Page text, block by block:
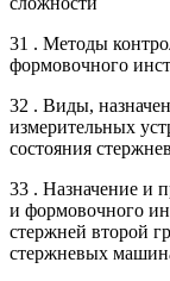
31 . Методы
формовочного
32 . Виды,
измерительных
состояния
33 . Назначение и
и формовочного
стержней второй
стержневых